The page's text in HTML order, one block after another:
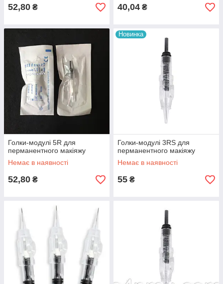
52,80 ₴ 40,04 ₴
Голки-модулі 5R для
перманентного макіяжу
Немає в наявності
52,80 ₴
Новинка
Голки-модулі 3RS для
перманентного макіяжу
Немає в наявності
55 ₴